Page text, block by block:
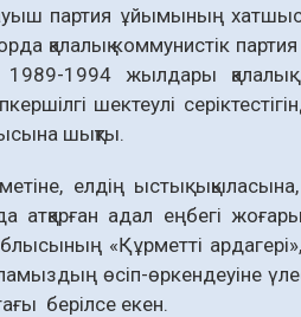
партия ұйымының
қалалық коммунистік
1989-1994 жылдары
шектеулі
шықты.
елдің ыстық
адал еңбегі
«Құрметті
өсіп-өркен­деуіне
берілсе екен.